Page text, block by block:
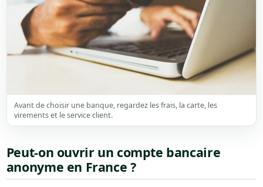
Avant de choisir une banque, regardez les frais, la carte, les
virements et le service client.
Peut-on ouvrir un compte bancaire
anonyme en France ?